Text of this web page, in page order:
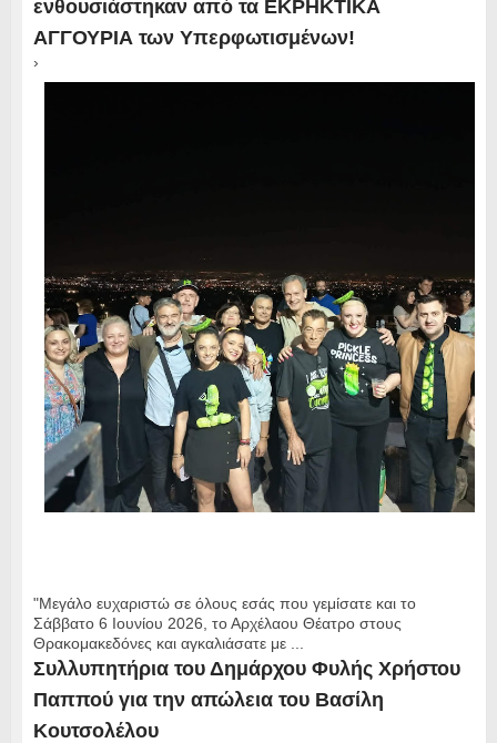
ενθουσιάστηκαν από τα ΕΚΡΗΚΤΙΚΑ
ΑΓΓΟΥΡΙΑ των Υπερφωτισμένων!
›
"Μεγάλο ευχαριστώ σε όλους εσάς που γεμίσατε και το
Σάββατο 6 Ιουνίου 2026, το Αρχέλαου Θέατρο στους
Θρακομακεδόνες και αγκαλιάσατε με ...
Συλλυπητήρια του Δημάρχου Φυλής Χρήστου
Παππού για την απώλεια του Βασίλη
Κουτσολέλου